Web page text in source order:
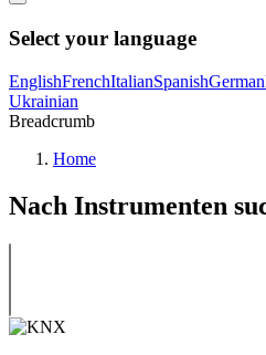
Select your language
EnglishFrenchItalianSpanishGerman
Ukrainian
Breadcrumb
Home
Nach Instrumenten